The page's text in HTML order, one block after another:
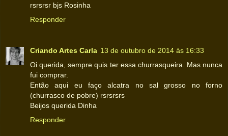
rsrsrsr bjs Rosinha
Responder
Criando Artes Carla 13 de outubro de 2014 às 16:33
Oi querida, sempre quis ter essa churrasqueira. Mas nunca
fui comprar.
Então aqui eu faço alcatra no sal grosso no forno
(churrasco de pobre) rsrsrsrs
Beijos querida Dinha
Responder